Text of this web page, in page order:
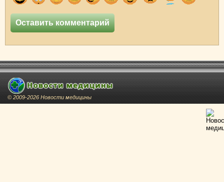
© 2009-2026 Новости медицины